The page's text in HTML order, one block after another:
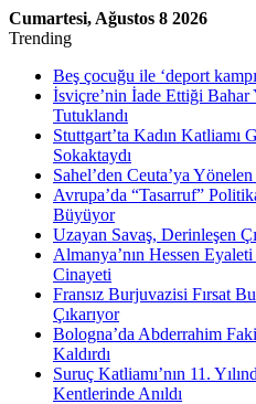
Cumartesi, Ağustos 8 2026
Trending
Beş çocuğu ile ‘deport
İsviçre’nin İade Ettiği Bahar
Tutuklandı
Stuttgart’ta Kadın Katliamı
Sokaktaydı
Sahel’den Ceuta’ya
Avrupa’da “Tasarruf”
Büyüyor
Uzayan Savaş, Derinleşen
Almanya’nın Hessen
Cinayeti
Fransız Burjuvazisi Fırsat
Çıkarıyor
Bologna’da Abderrahim
Kaldırdı
Suruç Katliamı’nın 11.
Kentlerinde Anıldı